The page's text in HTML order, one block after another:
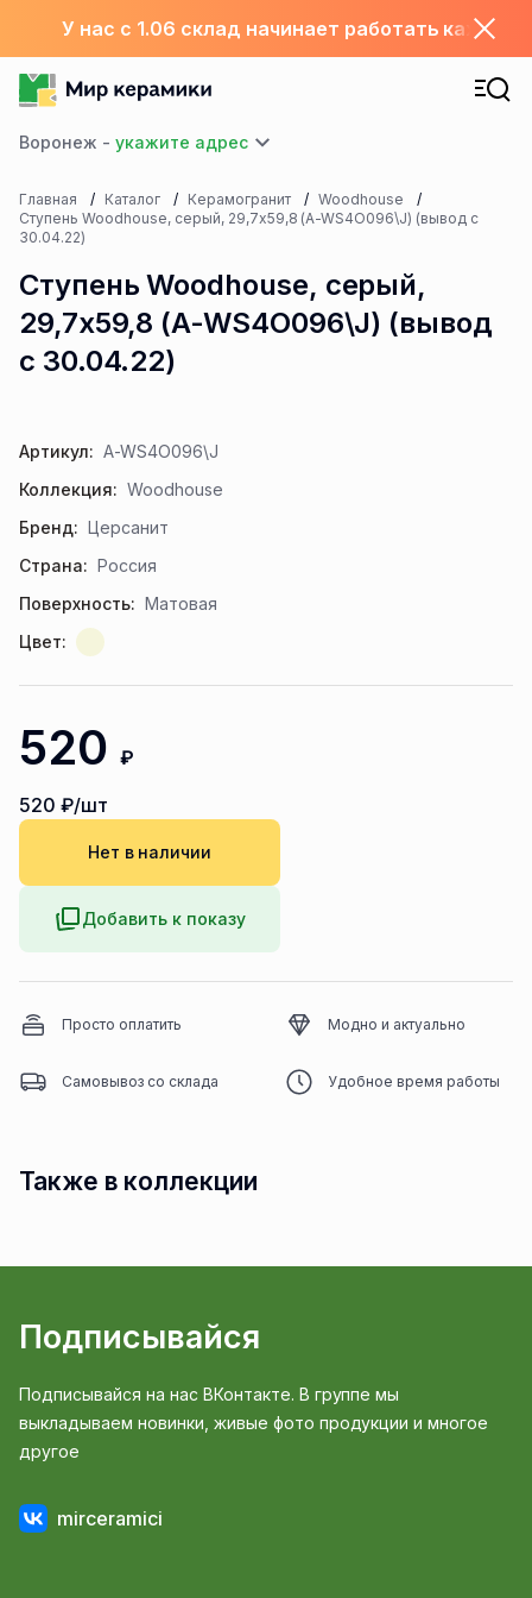
У нас с 1.06 склад начинает работать каждый
Воронеж -
Главная Каталог Керамогранит
Woodhouse
Ступень Woodhouse, серый, 29,7x59,8 (A-WS4O096\J) (вывод с
30.04.22)
Ступень Woodhouse, серый,
29,7x59,8 (A-WS4O096\J) (вывод
с 30.04.22)
Артикул: A-WS4O096\J
Коллекция: Woodhouse
Бренд: Церсанит
Страна: Россия
Поверхность: Матовая
Цвет:
520 ₽
520 ₽/шт
Нет в наличии
Добавить к показу
Просто оплатить Модно и актуально
Самовывоз со склада Удобное время работы
Также в коллекции
Подписывайся
Подписывайся на нас ВКонтакте. В группе мы
выкладываем новинки, живые фото продукции и многое
другое
mirceramici